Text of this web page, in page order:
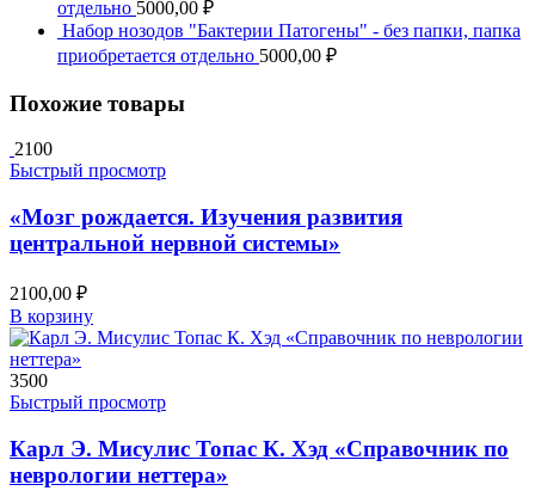
отдельно 5000,00 ₽
Набор нозодов "Бактерии Патогены" - без папки, папка
приобретается отдельно 5000,00 ₽
Похожие товары
2100
Быстрый просмотр
«Мозг рождается. Изучения развития
центральной нервной системы»
2100,00 ₽
В корзину
3500
Быстрый просмотр
Карл Э. Мисулис Топас К. Хэд «Справочник по
неврологии неттера»